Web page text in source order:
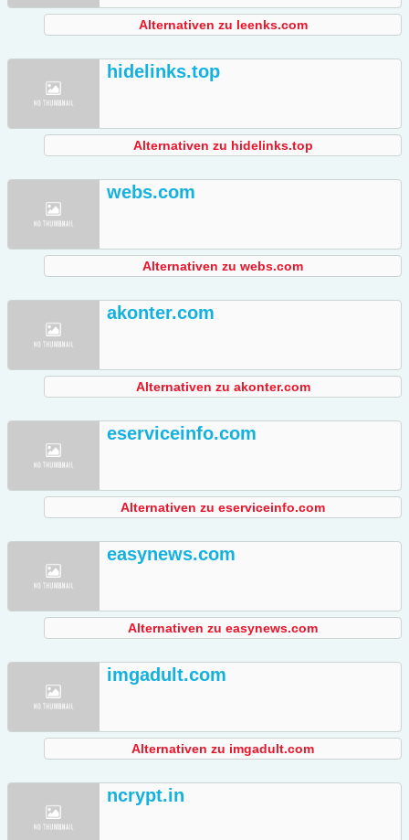
Alternativen zu leenks.com
hidelinks.top
Alternativen zu hidelinks.top
webs.com
Alternativen zu webs.com
akonter.com
Alternativen zu akonter.com
eserviceinfo.com
Alternativen zu eserviceinfo.com
easynews.com
Alternativen zu easynews.com
imgadult.com
Alternativen zu imgadult.com
ncrypt.in